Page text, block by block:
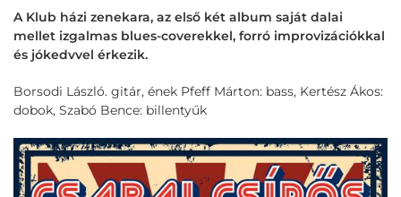
A Klub házi zenekara, az első két album saját dalai
mellet izgalmas blues-coverekkel, forró improvizációkkal
és jókedvvel érkezik.
Borsodi László. gitár, ének Pfeff Márton: bass, Kertész Ákos:
dobok, Szabó Bence: billentyűk